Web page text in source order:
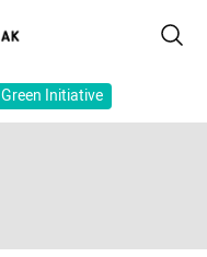
Green Initiative